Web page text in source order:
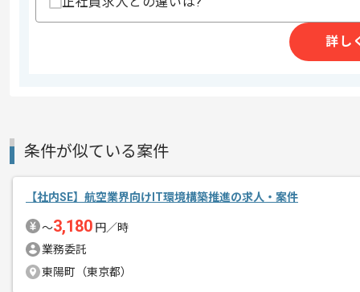
メント
社内SEとしての実務経験を活かしたい
詳し
条件が似ている案件
【社内SE】航空業界向けIT環境構築推進の求人・案件
〜3,180 円／時
業務委託
東陽町（東京都）